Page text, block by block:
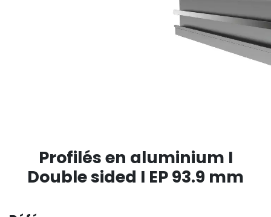
Profilés en aluminium I
Double sided I EP 93.9 mm